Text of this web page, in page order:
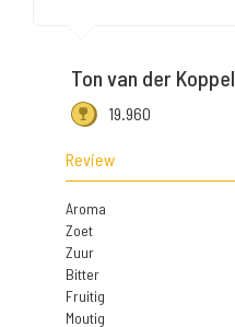
Ton van der Koppel
19.960
Review
Aroma
Zoet
Zuur
Bitter
Fruitig
Moutig